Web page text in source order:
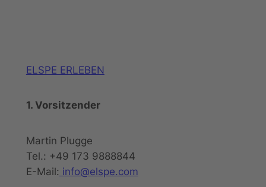
ELSPE ERLEBEN
1. Vorsitzender
Martin Plugge
Tel.: +49 173 9888844
E-Mail: info@elspe.com